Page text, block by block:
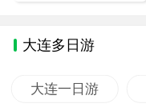
大连多日游
大连一日游